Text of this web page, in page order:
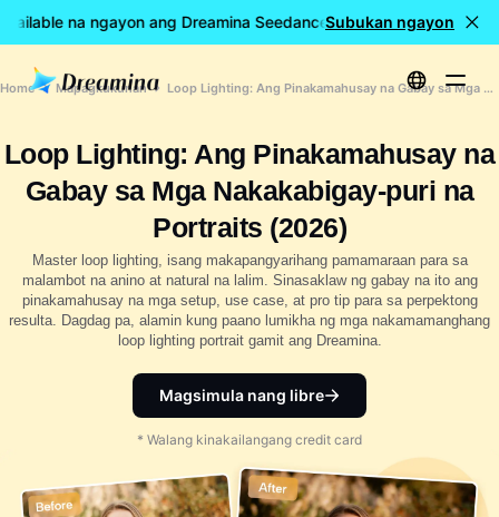
na ngayon ang Dreamina Seedance 2.5 🎉 LIVE na
Subukan ngayon
Home Mapagkukunan Loop Lighting: Ang Pinakamahusay na Gabay sa Mga Nakakabigay-puri na Portraits (2026)
Loop Lighting: Ang Pinakamahusay na
Gabay sa Mga Nakakabigay-puri na
Portraits (2026)
Master loop lighting, isang makapangyarihang pamamaraan para sa
malambot na anino at natural na lalim. Sinasaklaw ng gabay na ito ang
pinakamahusay na mga setup, use case, at pro tip para sa perpektong
resulta. Dagdag pa, alamin kung paano lumikha ng mga nakamamanghang
loop lighting portrait gamit ang Dreamina.
Magsimula nang libre
* Walang kinakailangang credit card